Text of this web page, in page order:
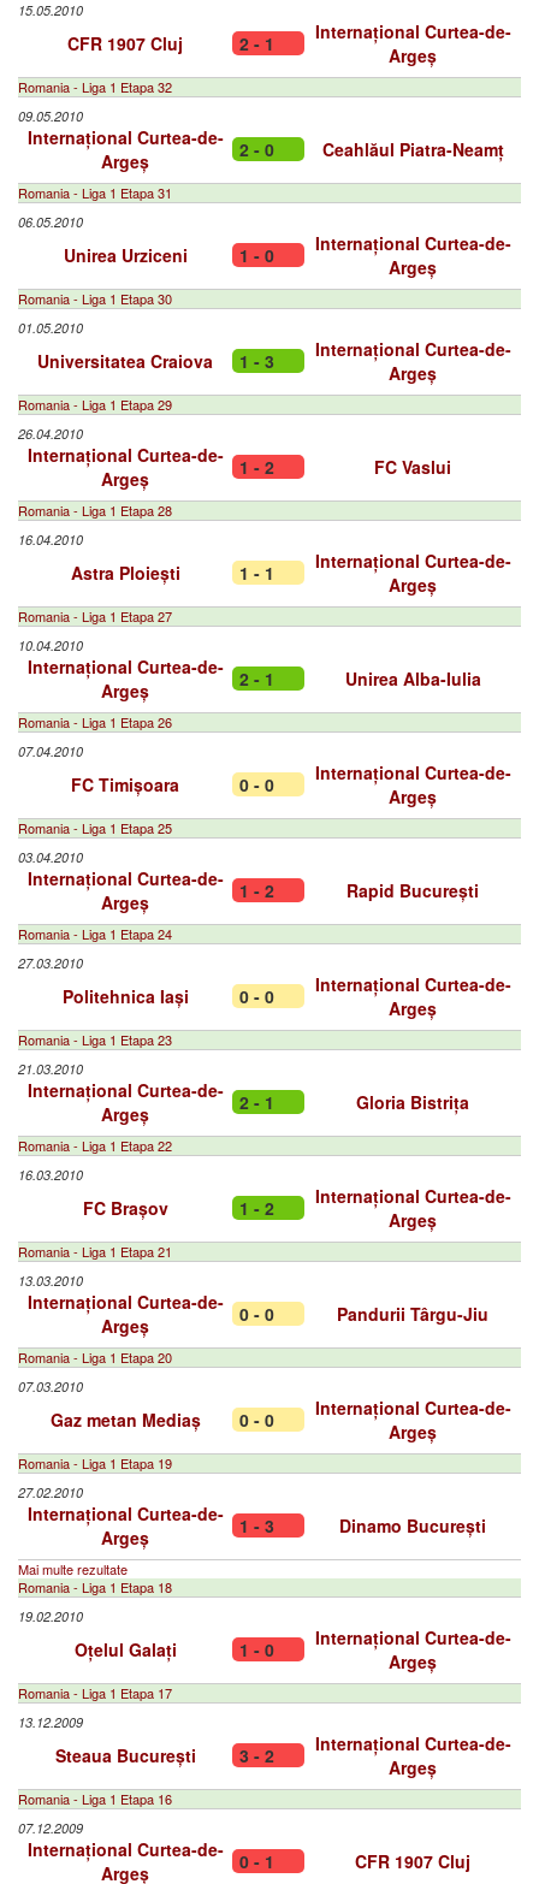
15.05.2010
CFR 1907 Cluj 2 - 1
Internațional Curtea-de-
Argeș
Romania - Liga 1 Etapa 32
09.05.2010
Internațional Curtea-de-
Argeș
2 - 0 Ceahlăul Piatra-Neamț
Romania - Liga 1 Etapa 31
06.05.2010
Unirea Urziceni 1 - 0
Internațional Curtea-de-
Argeș
Romania - Liga 1 Etapa 30
01.05.2010
Universitatea Craiova 1 - 3
Internațional Curtea-de-
Argeș
Romania - Liga 1 Etapa 29
26.04.2010
Internațional Curtea-de-
Argeș
1 - 2 FC Vaslui
Romania - Liga 1 Etapa 28
16.04.2010
Astra Ploiești 1 - 1
Internațional Curtea-de-
Argeș
Romania - Liga 1 Etapa 27
10.04.2010
Internațional Curtea-de-
Argeș
2 - 1 Unirea Alba-Iulia
Romania - Liga 1 Etapa 26
07.04.2010
FC Timișoara 0 - 0
Internațional Curtea-de-
Argeș
Romania - Liga 1 Etapa 25
03.04.2010
Internațional Curtea-de-
Argeș
1 - 2 Rapid București
Romania - Liga 1 Etapa 24
27.03.2010
Politehnica Iași 0 - 0
Internațional Curtea-de-
Argeș
Romania - Liga 1 Etapa 23
21.03.2010
Internațional Curtea-de-
Argeș
2 - 1 Gloria Bistrița
Romania - Liga 1 Etapa 22
16.03.2010
FC Brașov 1 - 2
Internațional Curtea-de-
Argeș
Romania - Liga 1 Etapa 21
13.03.2010
Internațional Curtea-de-
Argeș
0 - 0 Pandurii Târgu-Jiu
Romania - Liga 1 Etapa 20
07.03.2010
Gaz metan Mediaș 0 - 0
Internațional Curtea-de-
Argeș
Romania - Liga 1 Etapa 19
27.02.2010
Internațional Curtea-de-
Argeș
1 - 3 Dinamo București
Mai multe rezultate
Romania - Liga 1 Etapa 18
19.02.2010
Oțelul Galați 1 - 0
Internațional Curtea-de-
Argeș
Romania - Liga 1 Etapa 17
13.12.2009
Steaua București 3 - 2
Internațional Curtea-de-
Argeș
Romania - Liga 1 Etapa 16
07.12.2009
Internațional Curtea-de-
Argeș
0 - 1 CFR 1907 Cluj